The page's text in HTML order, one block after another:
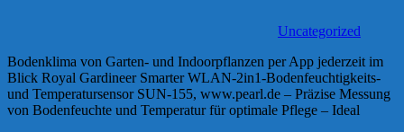
Uncategorized
Bodenklima von Garten- und Indoorpflanzen per App jederzeit im
Blick Royal Gardineer Smarter WLAN-2in1-Bodenfeuchtigkeits-
und Temperatursensor SUN-155, www.pearl.de – Präzise Messung
von Bodenfeuchte und Temperatur für optimale Pflege – Ideal